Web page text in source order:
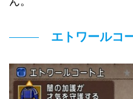
エトワールコ